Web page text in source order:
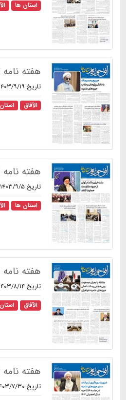
استان ها
هفته نامه
تاریخ ۱۴۰۳/۹/۱۹
الآفاق
هفته نامه
تاریخ ۱۴۰۳/۹/۵
استان ها
هفته نامه
تاریخ ۱۴۰۳/۸/۱۴
الآفاق
هفته نامه
تاریخ ۱۴۰۳/۷/۳۰